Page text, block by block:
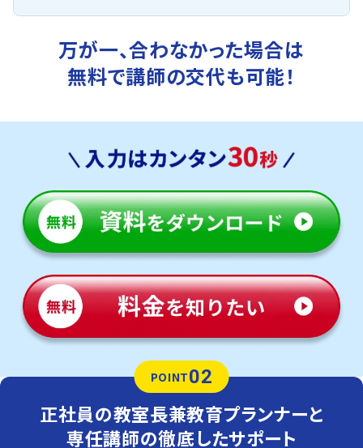
万が一、合わなかった場合は
無料で講師の交代も可能！
POINT02
正社員の教室長兼教育プランナーと
専任講師の徹底したサポート